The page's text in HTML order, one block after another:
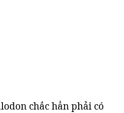
chắc hẳn phải có